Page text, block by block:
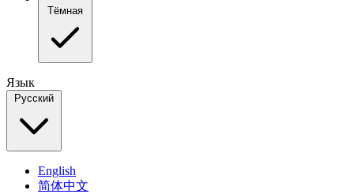
Тёмная
Язык
Русский
English
简体中文